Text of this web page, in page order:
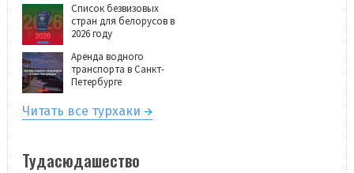
Список безвизовых
стран для белорусов в
2026 году
Аренда водного
транспорта в Санкт-
Петербурге
Читать все турхаки
Тудасюдашество